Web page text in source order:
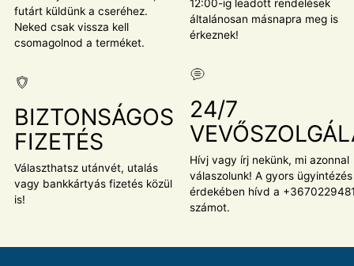
futárt küldünk a cseréhez.
Neked csak vissza kell
csomagolnod a terméket.
12:00-ig leadott rendelések
általánosan másnapra meg is
érkeznek!
BIZTONSÁGOS
FIZETÉS
Választhatsz utánvét, utalás
vagy bankkártyás fizetés közül
is!
24/7
Hívj vagy írj nekünk, mi azonnal
válaszolunk! A gyors ügyintézés
érdekében hívd a
számot.